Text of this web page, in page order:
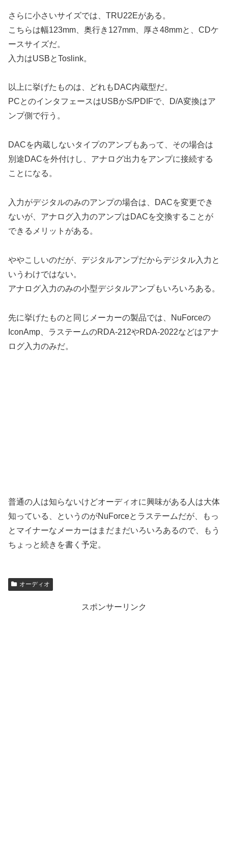
さらに小さいサイズでは、TRU22Eがある。
こちらは幅123mm、奥行き127mm、厚さ48mmと、CDケ
ースサイズだ。
入力はUSBとToslink。
以上に挙げたものは、どれもDAC内蔵型だ。
PCとのインタフェースはUSBかS/PDIFで、D/A変換はア
ンプ側で行う。
DACを内蔵しないタイプのアンプもあって、その場合は
別途DACを外付けし、アナログ出力をアンプに接続する
ことになる。
入力がデジタルのみのアンプの場合は、DACを変更でき
ないが、アナログ入力のアンプはDACを交換することが
できるメリットがある。
ややこしいのだが、デジタルアンプだからデジタル入力と
いうわけではない。
アナログ入力のみの小型デジタルアンプもいろいろある。
先に挙げたものと同じメーカーの製品では、NuForceの
IconAmp、ラステームのRDA-212やRDA-2022などはアナ
ログ入力のみだ。
普通の人は知らないけどオーディオに興味がある人は大体
知っている、というのがNuForceとラステームだが、もっ
とマイナーなメーカーはまだまだいろいろあるので、もう
ちょっと続きを書く予定。
オーディオ
スポンサーリンク